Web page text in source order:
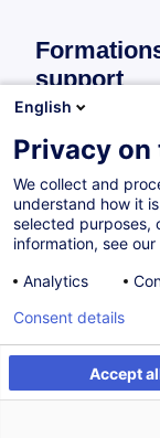
support
Achat &
English
Privacy
We collect and
understand how it
selected purposes,
information, see
Analytics
Accept
Consent details